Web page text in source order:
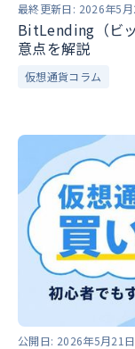
最終更新日: 2026年5
BitLending（ビ
意点を解説
仮想通貨コラム
公開日: 2026年5月21日